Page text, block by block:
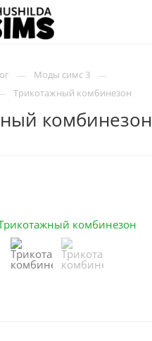
Моды симс 3
Трикотажный комбинезон
комбинезон